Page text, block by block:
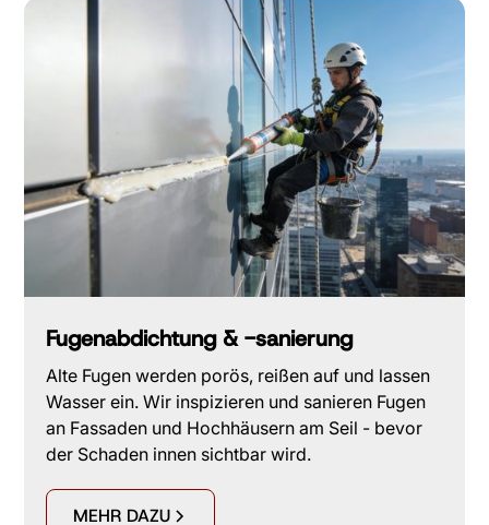
Fugenabdichtung & -sanierung
Alte Fugen werden porös, reißen auf und lassen
Wasser ein. Wir inspizieren und sanieren Fugen
an Fassaden und Hochhäusern am Seil - bevor
der Schaden innen sichtbar wird.
MEHR DAZU